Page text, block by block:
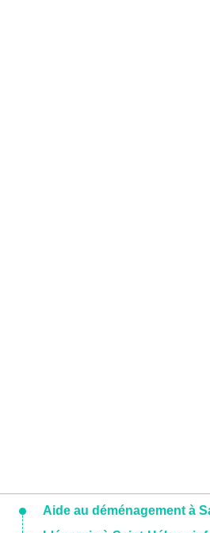
Aide au déménagement à